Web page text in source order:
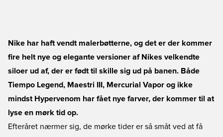
Nike har haft vendt malerbøtterne, og det er der kommer
fire helt nye og elegante versioner af Nikes velkendte
siloer ud af, der er født til skille sig ud på banen. Både
Tiempo Legend, Maestri III, Mercurial Vapor og ikke
mindst Hypervenom har fået nye farver, der kommer til at
lyse en mørk tid op.
Efteråret nærmer sig, de mørke tider er så småt ved at få